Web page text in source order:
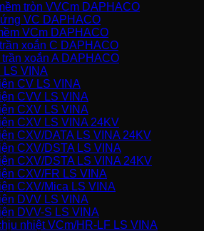
tròn VVCm DAPHACO
VC DAPHACO
VCm DAPHACO
xoắn C DAPHACO
xoắn A DAPHACO
LS VINA
CV LS VINA
CVV LS VINA
CXV LS VINA
CXV LS VINA 24KV
CXV/DATA LS VINA 24KV
CXV/DSTA LS VINA
CXV/DSTA LS VINA 24KV
CXV/FR LS VINA
CXV/Mica LS VINA
DVV LS VINA
DVV-S LS VINA
nhiệt VCm/HR-LF LS VINA